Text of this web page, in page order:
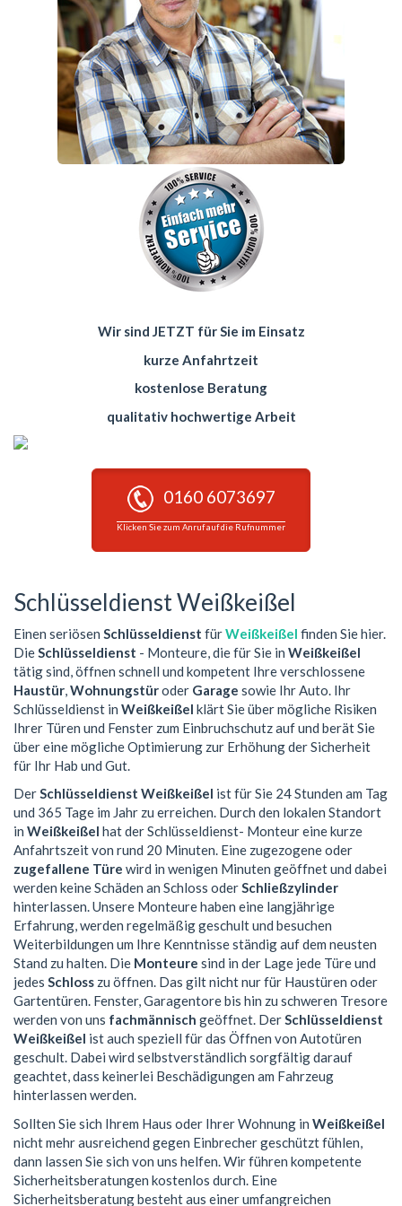
Wir sind JETZT für Sie im Einsatz
kurze Anfahrtzeit
kostenlose Beratung
qualitativ hochwertige Arbeit
0160 6073697
Klicken Sie zum Anruf auf die Rufnummer
Schlüsseldienst Weißkeißel
Einen seriösen Schlüsseldienst fürWeißkeißel finden Sie hier.
DieSchlüsseldienst - Monteure, die für Sie in Weißkeißel
tätig sind, öffnen schnell und kompetent Ihre verschlossene
Haustür,Wohnungstüroder Garage sowie Ihr Auto. Ihr
Schlüsseldienst in Weißkeißel klärt Sie über mögliche Risiken
Ihrer Türen und Fenster zum Einbruchschutz auf und berät Sie
über eine mögliche Optimierung zur Erhöhung der Sicherheit
für Ihr Hab und Gut.
DerSchlüsseldienst Weißkeißel ist für Sie 24 Stunden am Tag
und 365 Tage im Jahr zu erreichen. Durch den lokalen Standort
in Weißkeißel hat der Schlüsseldienst- Monteur eine kurze
Anfahrtszeit von rund 20 Minuten. Eine zugezogene oder
zugefallene Türe wird in wenigen Minuten geöffnet und dabei
werden keine Schäden an Schloss oderSchließzylinder
hinterlassen. Unsere Monteure haben eine langjährige
Erfahrung, werden regelmäßig geschult und besuchen
Weiterbildungen um Ihre Kenntnisse ständig auf dem neusten
Stand zu halten. Die Monteure sind in der Lage jede Türe und
jedes Schloss zu öffnen. Das gilt nicht nur für Haustüren oder
Gartentüren. Fenster, Garagentore bis hin zu schweren Tresore
werden von uns fachmännisch geöffnet. DerSchlüsseldienst
Weißkeißel ist auch speziell für das Öffnen von Autotüren
geschult. Dabei wird selbstverständlich sorgfältig darauf
geachtet, dass keinerlei Beschädigungen am Fahrzeug
hinterlassen werden.
Sollten Sie sich Ihrem Haus oder Ihrer Wohnung in Weißkeißel
nicht mehr ausreichend gegen Einbrecher geschützt fühlen,
dann lassen Sie sich von uns helfen. Wir führen kompetente
Sicherheitsberatungen kostenlos durch. Eine
Sicherheitsberatung besteht aus einer umfangreichen